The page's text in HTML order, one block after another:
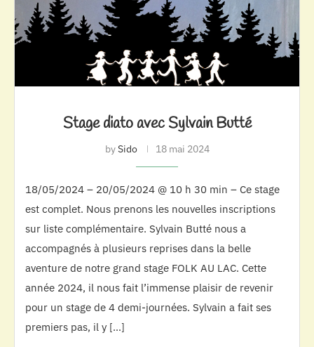
Stage diato avec Sylvain Butté
bySido 18 mai 2024
18/05/2024 – 20/05/2024 @ 10 h 30 min – Ce stage
est complet. Nous prenons les nouvelles inscriptions
sur liste complémentaire. Sylvain Butté nous a
accompagnés à plusieurs reprises dans la belle
aventure de notre grand stage FOLK AU LAC. Cette
année 2024, il nous fait l’immense plaisir de revenir
pour un stage de 4 demi-journées. Sylvain a fait ses
premiers pas, il y […]